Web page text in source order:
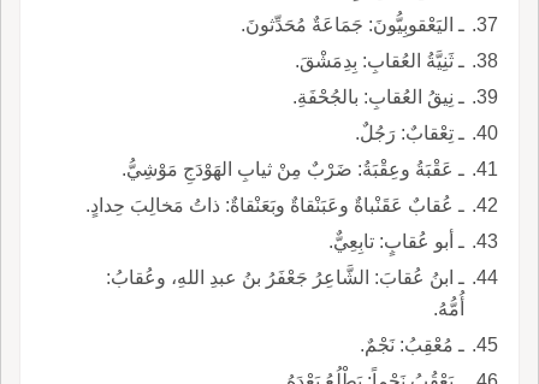
ـ اليَعْقوبِيُّونَ: جَمَاعَةٌ مُحَدِّثونَ.
ـ ثَنِيَّةُ العُقابِ: بِدِمَشْقَ.
ـ نِيقُ العُقابِ: بالجُحْفَةِ.
ـ تِعْقابٌ: رَجُلٌ.
ـ عَقْبَةُ وعِقْبَةُ: ضَرْبٌ مِنْ ثيابِ الهَوْدَجِ مَوْشِيُّ.
ـ عُقابٌ عَقَنْباةٌ وعَبَنْقاةٌ وبَعَنْقاةٌ: ذاتُ مَخالِبَ حِدادٍ.
ـ أبو عُقابٍ: تابِعِيٌّ.
ـ ابنُ عُقابَ: الشَّاعِرُ جَعْفَرُ بنُ عبدِ اللهِ، وعُقابُ:
أُمُّهُ.
ـ مُعْقِبُ: نَجْمٌ.